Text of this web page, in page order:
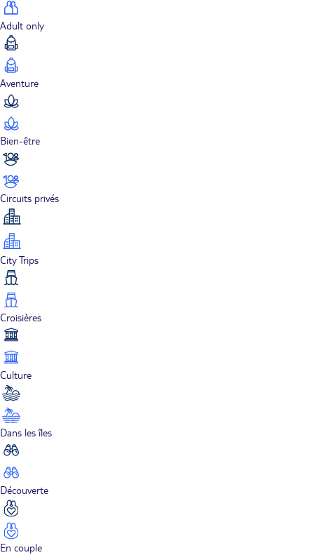
Adult only
Aventure
Bien-être
Circuits privés
City Trips
Croisières
Culture
Dans les îles
Découverte
En couple